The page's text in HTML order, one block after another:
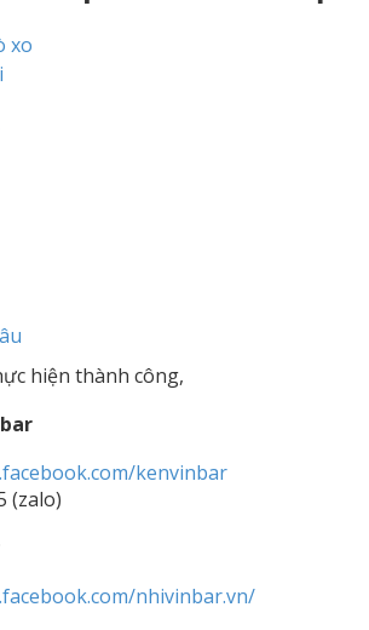
xo
hiện thành công,
kenvinbar
(zalo)
nhivinbar.vn/